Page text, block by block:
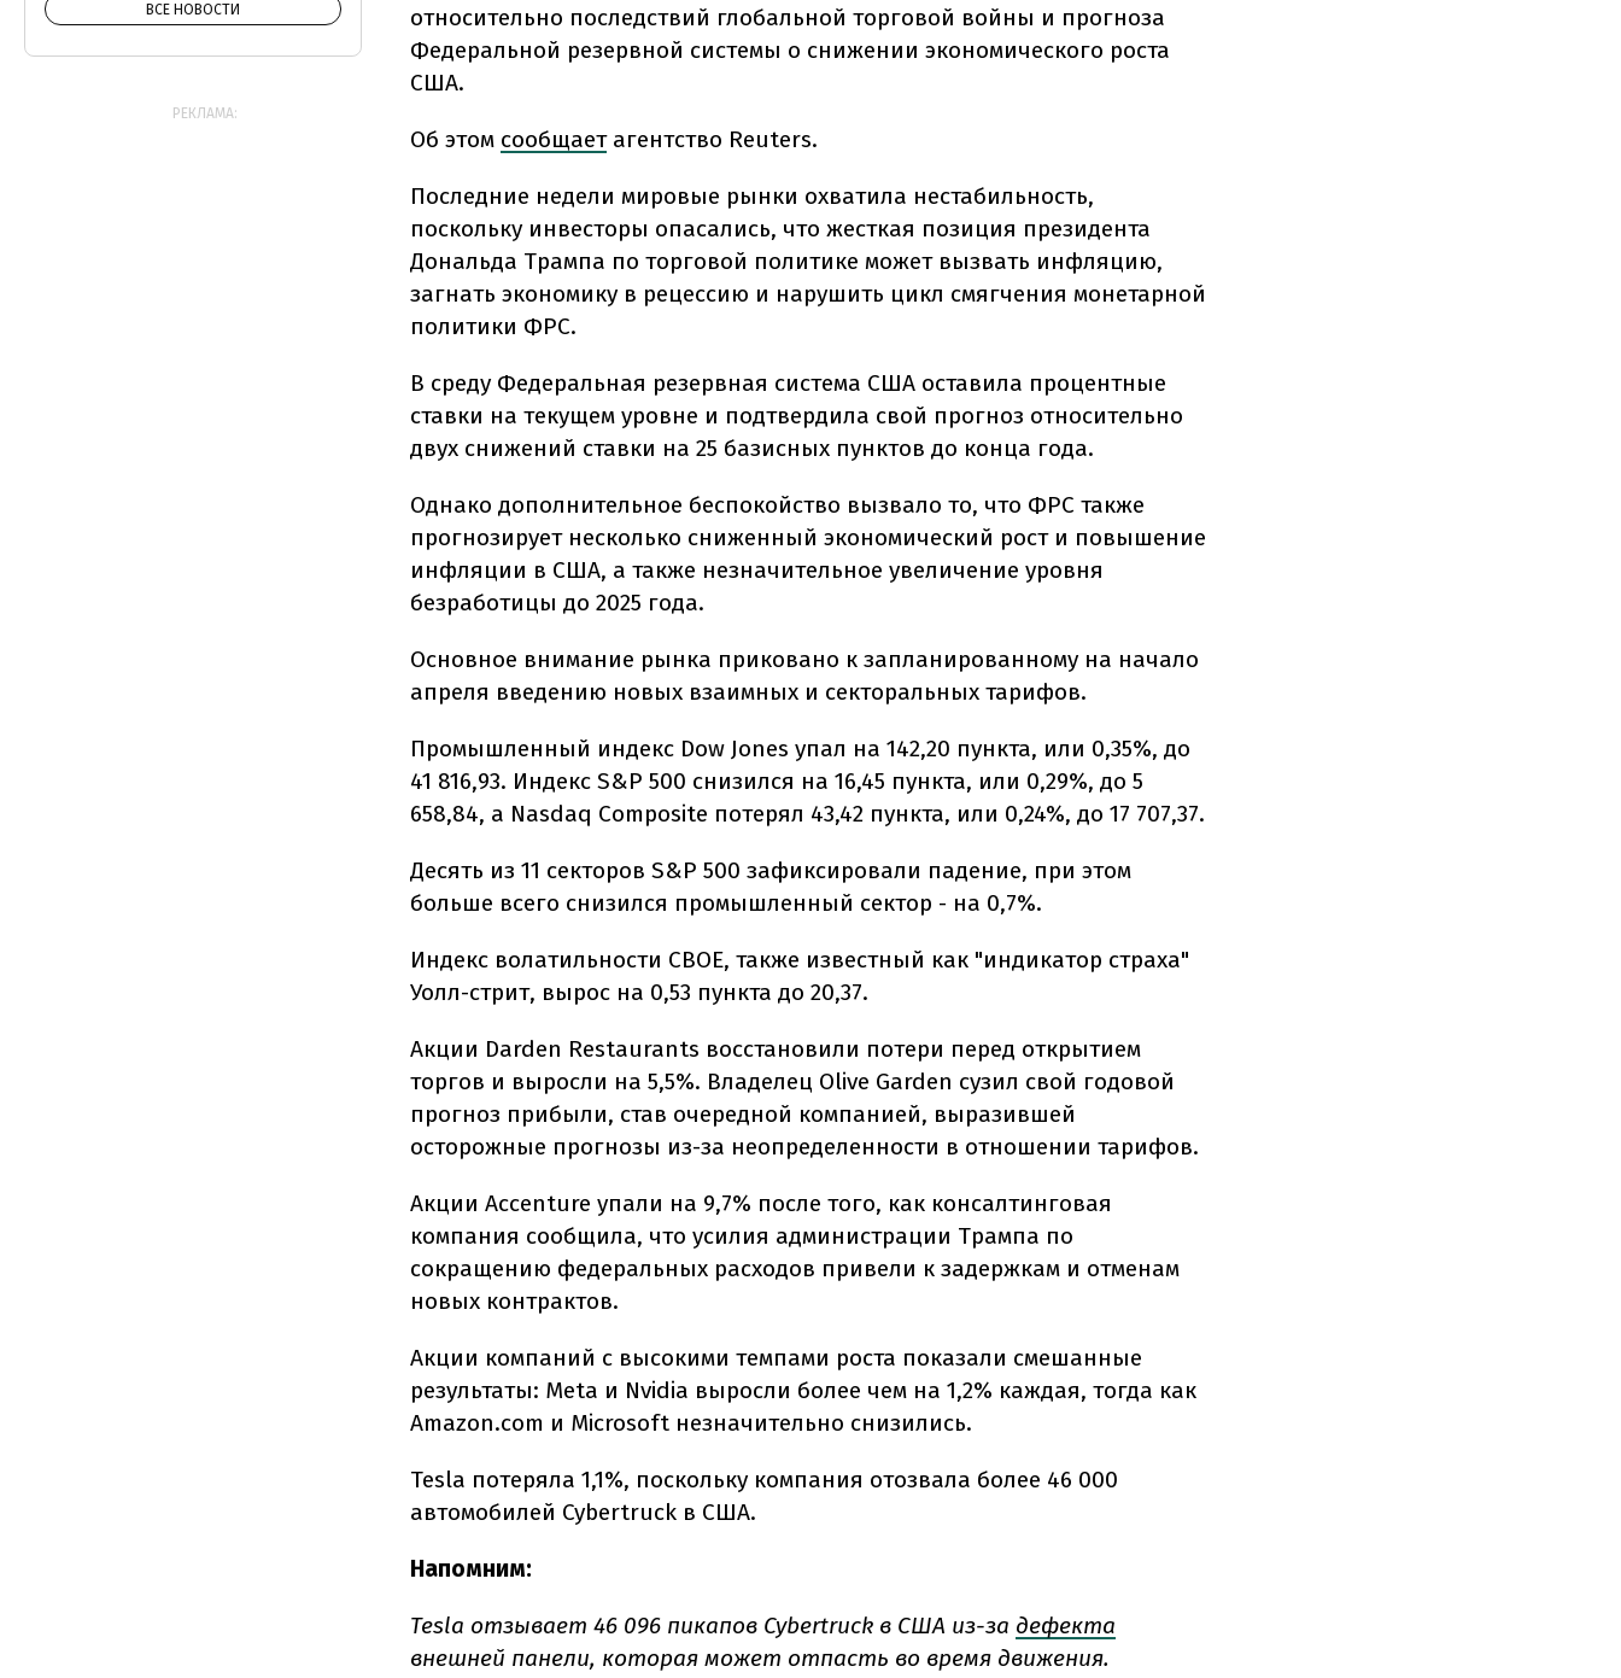
относительно последствий глобальной торговой войны и прогноза
Федеральной резервной системы о снижении экономического роста
США.
Об этом сообщаетагентство Reuters.
Последние недели мировые рынки охватила нестабильность,
поскольку инвесторы опасались, что жесткая позиция президента
Дональда Трампа по торговой политике может вызвать инфляцию,
загнать экономику в рецессию и нарушить цикл смягчения монетарной
политики ФРС.
В среду Федеральная резервная система США оставила процентные
ставки на текущем уровне и подтвердила свой прогноз относительно
двух снижений ставки на 25 базисных пунктов до конца года.
Однако дополнительное беспокойство вызвало то, что ФРС также
прогнозирует несколько сниженный экономический рост и повышение
инфляции в США, а также незначительное увеличение уровня
безработицы до 2025 года.
Основное внимание рынка приковано к запланированному на начало
апреля введению новых взаимных и секторальных тарифов.
Промышленный индекс Dow Jones упал на 142,20 пункта, или 0,35%, до
41 816,93. Индекс S&P 500 снизился на 16,45 пункта, или 0,29%, до 5
658,84, а Nasdaq Composite потерял 43,42 пункта, или 0,24%, до 17 707,37.
Десять из 11 секторов S&P 500 зафиксировали падение, при этом
больше всего снизился промышленный сектор - на 0,7%.
Индекс волатильности CBOE, также известный как "индикатор страха"
Уолл-стрит, вырос на 0,53 пункта до 20,37.
Акции Darden Restaurants восстановили потери перед открытием
торгов и выросли на 5,5%. Владелец Olive Garden сузил свой годовой
прогноз прибыли, став очередной компанией, выразившей
осторожные прогнозы из-за неопределенности в отношении тарифов.
Акции Accenture упали на 9,7% после того, как консалтинговая
компания сообщила, что усилия администрации Трампа по
сокращению федеральных расходов привели к задержкам и отменам
новых контрактов.
Акции компаний с высокими темпами роста показали смешанные
результаты: Meta и Nvidia выросли более чем на 1,2% каждая, тогда как
Amazon.com и Microsoft незначительно снизились.
Tesla потеряла 1,1%, поскольку компания отозвала более 46 000
автомобилей Cybertruck в США.
Напомним:
Tesla отзывает 46 096 пикапов Cybertruck в США из-за дефекта
внешней панели, которая может отпасть во время движения.
ВСЕ НОВОСТИ
РЕКЛАМА: